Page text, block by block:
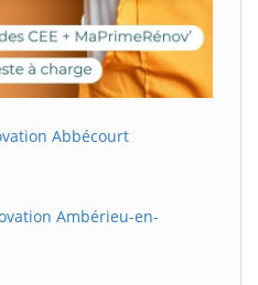
Abbécourt
Ambérieu-en-